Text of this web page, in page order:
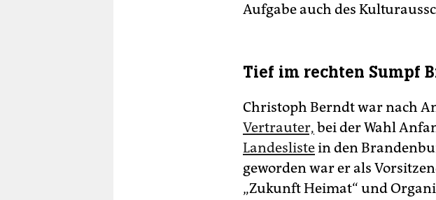
Aufgabe auch des
Tief im rechten Sumpf
Christoph Berndt war nach
Vertrauter, bei der Wahl
Landeslistein den
geworden war er als
„Zukunft Heimat“ und